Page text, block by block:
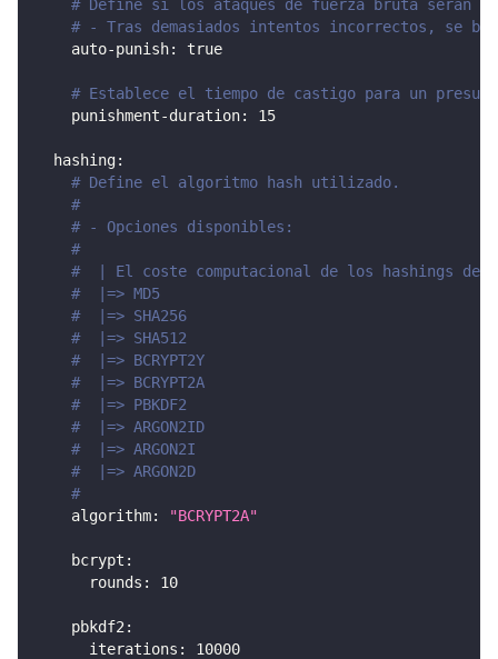
# Define si los ataques de fuerza bruta serán
# - Tras demasiados intentos incorrectos, se
auto-punish: true
# Establece el tiempo de castigo para un
punishment-duration: 15
hashing:
# Define el algoritmo hash utilizado.
#
# - Opciones disponibles:
#
#  | El coste computacional de los hashings
#  |=> MD5
#  |=> SHA256
#  |=> SHA512
#  |=> BCRYPT2Y
#  |=> BCRYPT2A
#  |=> PBKDF2
#  |=> ARGON2ID
#  |=> ARGON2I
#  |=> ARGON2D
#
algorithm: "BCRYPT2A"
bcrypt :
rounds : 10
pbkdf2 :
iterations :
10000